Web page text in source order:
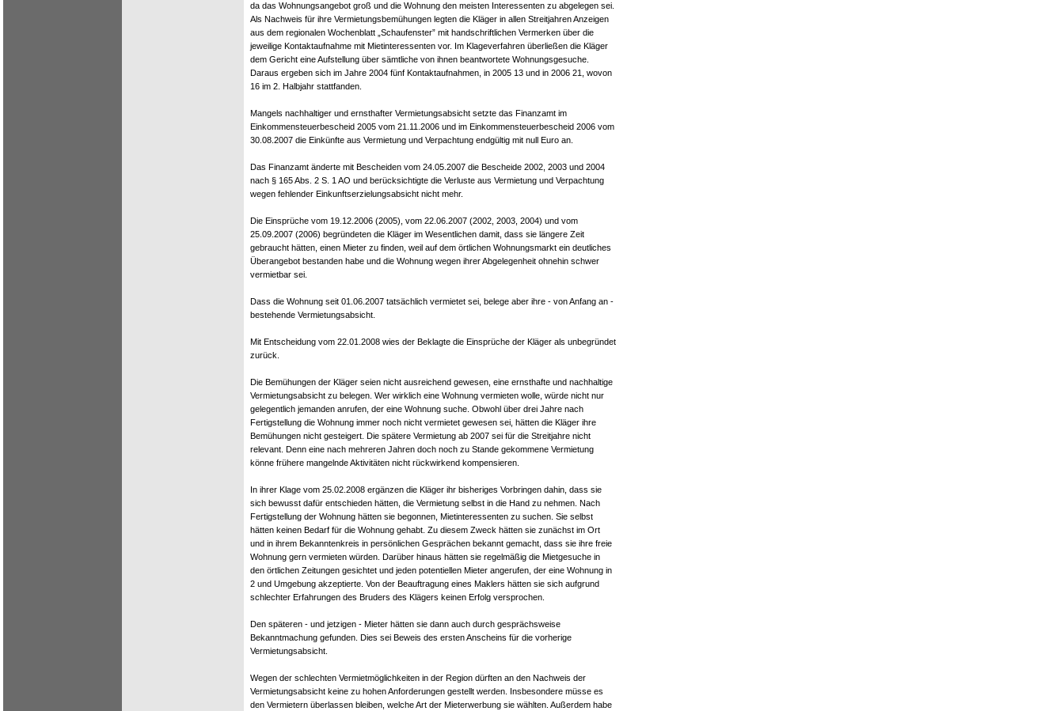
da das Wohnungsangebot groß und die Wohnung den meisten Interessenten zu abgelegen sei.
Als Nachweis für ihre Vermietungsbemühungen legten die Kläger in allen Streitjahren Anzeigen
aus dem regionalen Wochenblatt „Schaufenster” mit handschriftlichen Vermerken über die
jeweilige Kontaktaufnahme mit Mietinteressenten vor. Im Klageverfahren überließen die Kläger
dem Gericht eine Aufstellung über sämtliche von ihnen beantwortete Wohnungsgesuche.
Daraus ergeben sich im Jahre 2004 fünf Kontaktaufnahmen, in 2005 13 und in 2006 21, wovon
16 im 2. Halbjahr stattfanden.
Mangels nachhaltiger und ernsthafter Vermietungsabsicht setzte das Finanzamt im
Einkommensteuerbescheid 2005 vom 21.11.2006 und im Einkommensteuerbescheid 2006 vom
30.08.2007 die Einkünfte aus Vermietung und Verpachtung endgültig mit null Euro an.
Das Finanzamt änderte mit Bescheiden vom 24.05.2007 die Bescheide 2002, 2003 und 2004
nach § 165 Abs. 2 S. 1 AO und berücksichtigte die Verluste aus Vermietung und Verpachtung
wegen fehlender Einkunftserzielungsabsicht nicht mehr.
Die Einsprüche vom 19.12.2006 (2005), vom 22.06.2007 (2002, 2003, 2004) und vom
25.09.2007 (2006) begründeten die Kläger im Wesentlichen damit, dass sie längere Zeit
gebraucht hätten, einen Mieter zu finden, weil auf dem örtlichen Wohnungsmarkt ein deutliches
Überangebot bestanden habe und die Wohnung wegen ihrer Abgelegenheit ohnehin schwer
vermietbar sei.
Dass die Wohnung seit 01.06.2007 tatsächlich vermietet sei, belege aber ihre - von Anfang an -
bestehende Vermietungsabsicht.
Mit Entscheidung vom 22.01.2008 wies der Beklagte die Einsprüche der Kläger als unbegründet
zurück.
Die Bemühungen der Kläger seien nicht ausreichend gewesen, eine ernsthafte und nachhaltige
Vermietungsabsicht zu belegen. Wer wirklich eine Wohnung vermieten wolle, würde nicht nur
gelegentlich jemanden anrufen, der eine Wohnung suche. Obwohl über drei Jahre nach
Fertigstellung die Wohnung immer noch nicht vermietet gewesen sei, hätten die Kläger ihre
Bemühungen nicht gesteigert. Die spätere Vermietung ab 2007 sei für die Streitjahre nicht
relevant. Denn eine nach mehreren Jahren doch noch zu Stande gekommene Vermietung
könne frühere mangelnde Aktivitäten nicht rückwirkend kompensieren.
In ihrer Klage vom 25.02.2008 ergänzen die Kläger ihr bisheriges Vorbringen dahin, dass sie
sich bewusst dafür entschieden hätten, die Vermietung selbst in die Hand zu nehmen. Nach
Fertigstellung der Wohnung hätten sie begonnen, Mietinteressenten zu suchen. Sie selbst
hätten keinen Bedarf für die Wohnung gehabt. Zu diesem Zweck hätten sie zunächst im Ort
und in ihrem Bekanntenkreis in persönlichen Gesprächen bekannt gemacht, dass sie ihre freie
Wohnung gern vermieten würden. Darüber hinaus hätten sie regelmäßig die Mietgesuche in
den örtlichen Zeitungen gesichtet und jeden potentiellen Mieter angerufen, der eine Wohnung in
2 und Umgebung akzeptierte. Von der Beauftragung eines Maklers hätten sie sich aufgrund
schlechter Erfahrungen des Bruders des Klägers keinen Erfolg versprochen.
Den späteren - und jetzigen - Mieter hätten sie dann auch durch gesprächsweise
Bekanntmachung gefunden. Dies sei Beweis des ersten Anscheins für die vorherige
Vermietungsabsicht.
Wegen der schlechten Vermietmöglichkeiten in der Region dürften an den Nachweis der
Vermietungsabsicht keine zu hohen Anforderungen gestellt werden. Insbesondere müsse es
den Vermietern überlassen bleiben, welche Art der Mieterwerbung sie wählten. Außerdem habe